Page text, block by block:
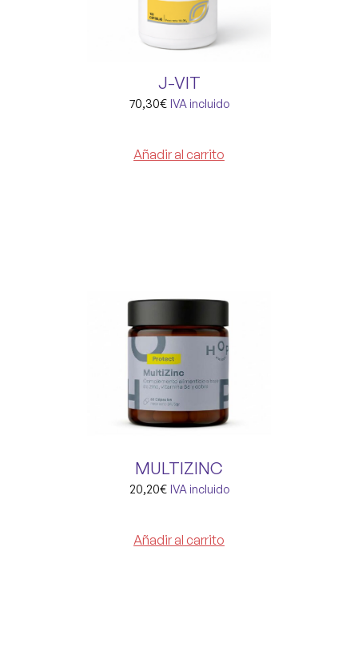
J-VIT
70,30€ IVA incluido
Añadir al carrito
MULTIZINC
20,20€ IVA incluido
Añadir al carrito